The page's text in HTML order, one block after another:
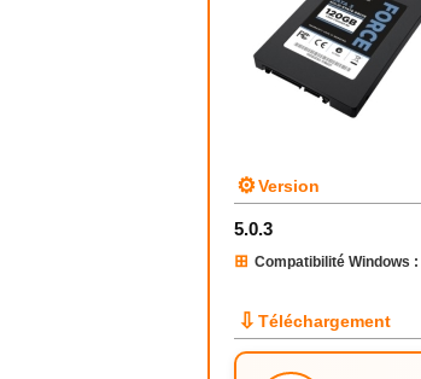
⚙Version
5.0.3
⊞ Compatibilité Windows :
⇩ Téléchargement